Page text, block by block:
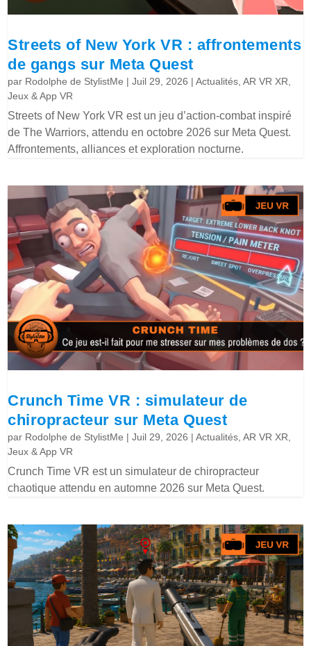
Streets of New York VR : affrontements
de gangs sur Meta Quest
par Rodolphe de StylistMe |Juil 29, 2026 |Actualités ,AR VR XR
Jeux & App VR
Streets of New York VR est un jeu d’action-combat inspiré
de The Warriors, attendu en octobre 2026 sur Meta Quest.
Affrontements, alliances et exploration nocturne.
Crunch Time VR : simulateur de
chiropracteur sur Meta Quest
par Rodolphe de StylistMe |Juil 29, 2026 |Actualités ,AR VR XR
Jeux & App VR
Crunch Time VR est un simulateur de chiropracteur
chaotique attendu en automne 2026 sur Meta Quest.